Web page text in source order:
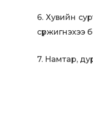
6. Хувийн
сүржигнэхээ
7. Намтар,